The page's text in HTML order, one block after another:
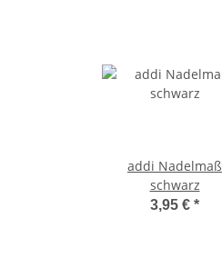
addi Nadelmaß
schwarz
3,95 € *